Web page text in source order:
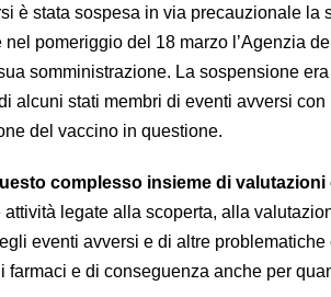
è stata sospesa in via precauzionale la
pomeriggio del 18 marzo l’Agenzia
somministrazione. La sospensione
alcuni stati membri di eventi avversi
del vaccino in questione.
complesso insieme di valutazioni
attività legate alla scoperta, alla
eventi avversi e di altre
farmaci e di conseguenza anche per